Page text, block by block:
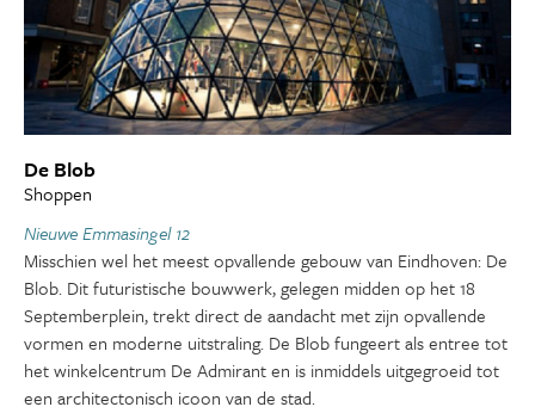
De Blob
Shoppen
Nieuwe Emmasingel 12
Misschien wel het meest opvallende gebouw van Eindhoven: De
Blob. Dit futuristische bouwwerk, gelegen midden op het 18
Septemberplein, trekt direct de aandacht met zijn opvallende
vormen en moderne uitstraling. De Blob fungeert als entree tot
het winkelcentrum De Admirant en is inmiddels uitgegroeid tot
een architectonisch icoon van de stad.